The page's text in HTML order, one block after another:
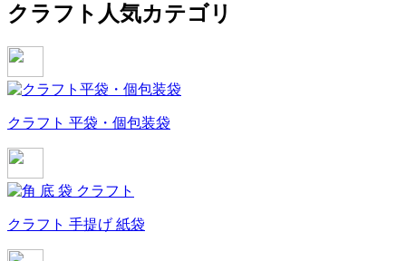
クラフト人気カテゴリ
クラフト 平袋・個包装袋
クラフト 手提げ 紙袋